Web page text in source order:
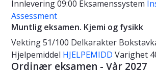
Innlevering 09:00 Eksamenssystem
Assessment
Muntlig eksamen. Kjemi og fysikk
Vekting51/100 Delkarakter
Hjelpemiddel HJELPEMIDD Varighet
Ordinær eksamen - Vår 2027